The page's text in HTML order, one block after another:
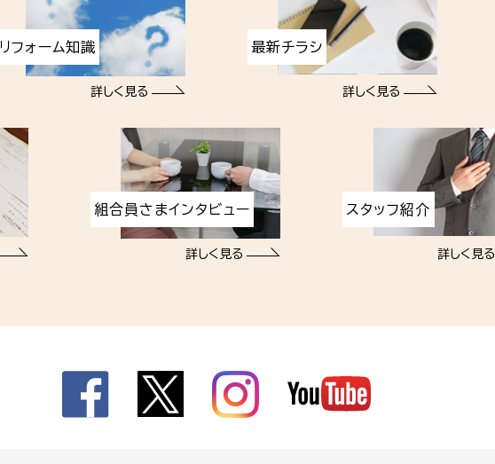
リフォーム知識
詳しく見る
最新チラシ
詳しく見る
組合員さまインタビュー
詳しく見る
スタッフ紹介
詳しく見る